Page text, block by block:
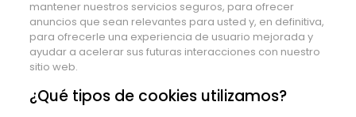
mantener nuestros servicios seguros, para ofrecer
anuncios que sean relevantes para usted y, en definitiva,
para ofrecerle una experiencia de usuario mejorada y
ayudar a acelerar sus futuras interacciones con nuestro
sitio web.
¿Qué tipos de cookies utilizamos?